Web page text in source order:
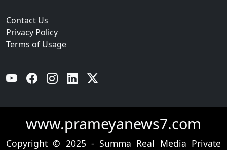
Contact Us
Privacy Policy
Terms of Usage
YouTube Facebook Instagram Linkedin
www.prameyanews7.com
Copyright © 2025 - Summa Real Media Private